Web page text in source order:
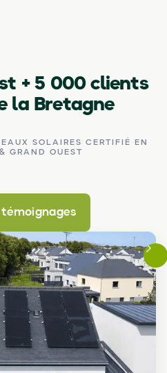
+ 5 000clients
la Bretagne
SOLAIRES CERTIFIÉ EN
GRAND OUEST
témoignages